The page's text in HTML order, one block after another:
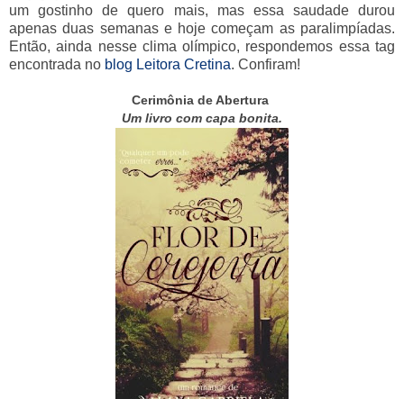
um gostinho de quero mais, mas essa saudade durou
apenas duas semanas e hoje começam as paralimpíadas.
Então, ainda nesse clima olímpico, respondemos essa tag
encontrada no blog Leitora Cretina. Confiram!
Cerimônia de Abertura
Um livro com capa bonita.